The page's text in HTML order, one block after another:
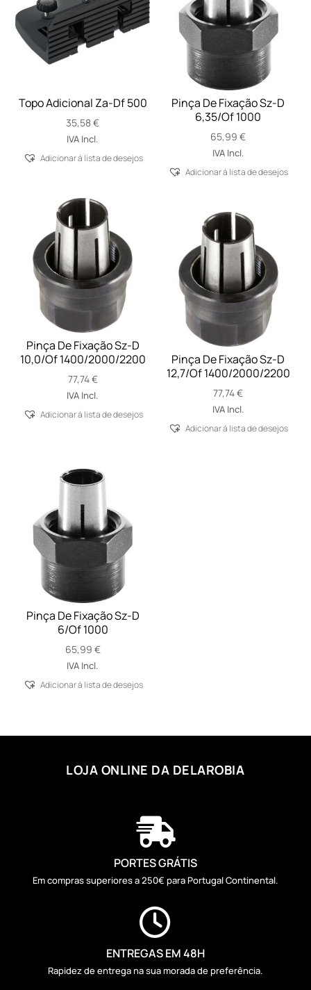
Topo Adicional Za-Df 500
35,58€
IVA Incl.
Adicionar á lista de desejos
Pinça De Fixação Sz-D
6,35/Of 1000
65,99€
IVA Incl.
Adicionar á lista de desejos
Pinça De Fixação Sz-D
10,0/Of 1400/2000/2200
77,74€
IVA Incl.
Adicionar á lista de desejos
Pinça De Fixação Sz-D
12,7/Of 1400/2000/2200
77,74€
IVA Incl.
Adicionar á lista de desejos
Pinça De Fixação Sz-D
6/Of 1000
65,99 €
IVA Incl.
Adicionar á lista de desejos
LOJA ONLINE DA DELAROBIA

PORTES GRÁTIS
Em compras superiores a 250€ para Portugal Continental.

ENTREGAS EM 48H
Rapidez de entrega na sua morada de preferência.